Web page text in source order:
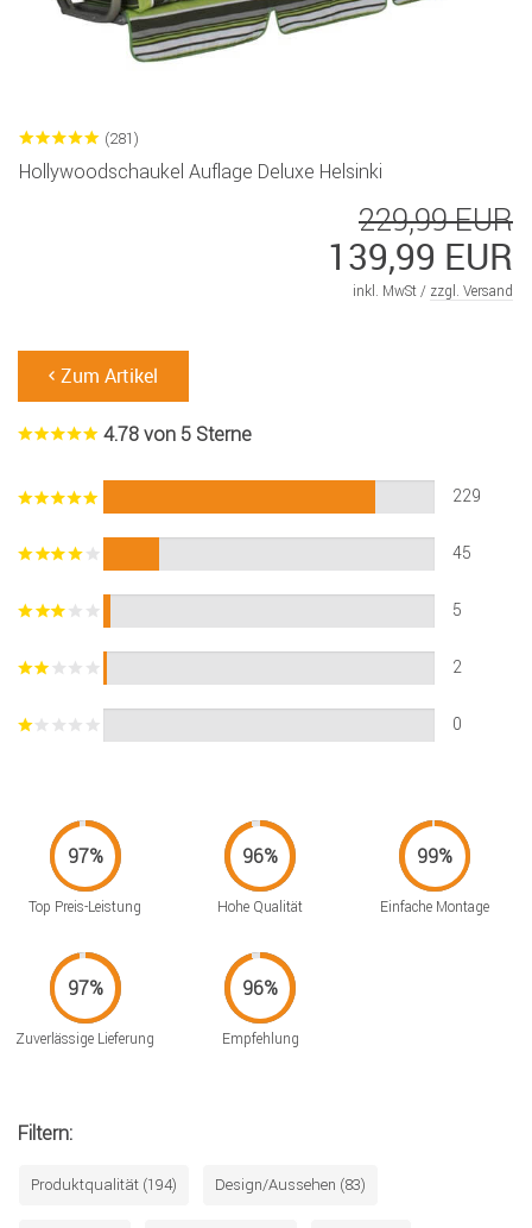
(281)
Hollywoodschaukel Auflage Deluxe Helsinki
229,99 EUR
139,99 EUR
inkl. MwSt / zzgl. Versand
Zum Artikel
4.78 von 5 Sterne
229
45
5
2
0
Top Preis-Leistung Hohe Qualität Einfache Montage
Zuverlässige Lieferung Empfehlung
Filtern:
Produktqualität (194) Design/Aussehen (83)